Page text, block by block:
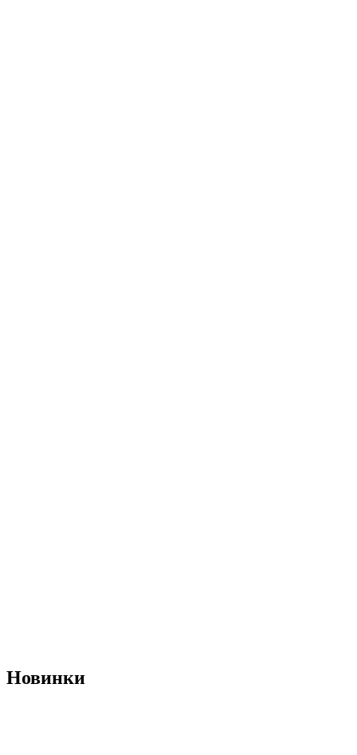
Новинки